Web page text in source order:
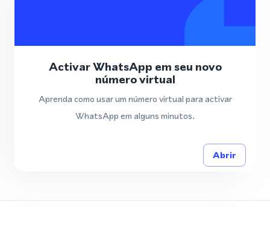
Activar WhatsApp em seu novo
número virtual
Aprenda como usar um número virtual para activar
WhatsApp em alguns minutos.
Abrir